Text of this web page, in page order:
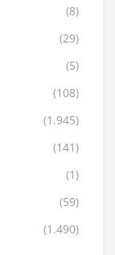
(8)
(29)
(5)
(108)
(1.945)
(141)
(1)
(59)
(1.490)